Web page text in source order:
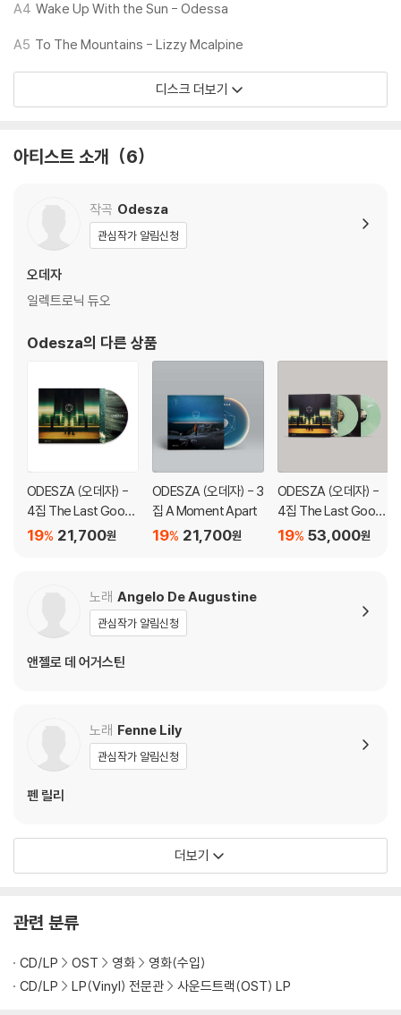
다. 전용 제품으로 이를 제거하면 대부분 해결됩니다.
※ 디스크 외관 불량
1) 열을 가하여 제작하는 바이닐 공정 특성상 디스크 표면이 미세하게 울
가능합니다.
지되도록 디스크 센터 홀 구경이 작게 제작되는 경우가 있습니다. 턴테이
블 스핀들에 맞지 않는 경우에는 전용 제품 등을 이용하여 센터 홀을 조정
하시면 해결됩니다.
3) 디스크에 미세한 잔 흠집이 남아있거나 인쇄 면이 깨끗하지 않은 경우
가 있으며, 이는 상품의 불량이 아닙니다. 단, 재생에 이상이 있는 경우에는
불량으로 인한 반품/교환이 가능합니다
※ 컬러 디스크
1) 컬러 디스크는 웹 이미지와 실제 색상이 차이가 날 수 있습니다.
2) 컬러 디스크의 특성상 제작 공정시 앨범마다 색상 차이가 나는 경우도
등이 발생할 수 있습니다.
※ 반품/교환 안내
상을 요청할 수 있으며, 동영상이 없는 경우 반품/교환이 제한될 수 있습니
관련 사진과 동영상 및 재생 기기 모델명을 첨부하여 첨부하여 고객센터에
2) LP는 잦은 배송 과정에서 재킷에 손상이 발생할 가능성이 높고 재판매
A4 Wake Up With the Sun - Odessa
A5 To The Mountains - Lizzy Mcalpine
디스크 더보기
아티스트 소개 6
작곡 Odesza
관심작가 알림신청
오데자
일렉트로닉 듀오
Odesza의 다른 상품
ODESZA (오데자) -
4집 The Last Good
bye 21,700원
19%
ODESZA (오데자) - 3
집 A Moment Apart
21,700원
19%
ODESZA (오데자) -
4집 The Last Good
bye [민트 컬러 2LP]
53,000원
19%
노래 Angelo De Augustine
관심작가 알림신청
앤젤로 데 어거스틴
노래 Fenne Lily
관심작가 알림신청
펜 릴리
더보기
관련 분류
CD/LP OST 영화
영화(수입)
CD/LP
LP(Vinyl) 전문관 사운드트랙(OST) LP